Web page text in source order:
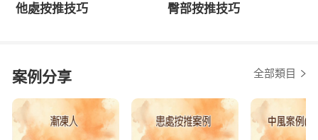
他處按推技巧 臀部按推技巧
案例分享 全部類目